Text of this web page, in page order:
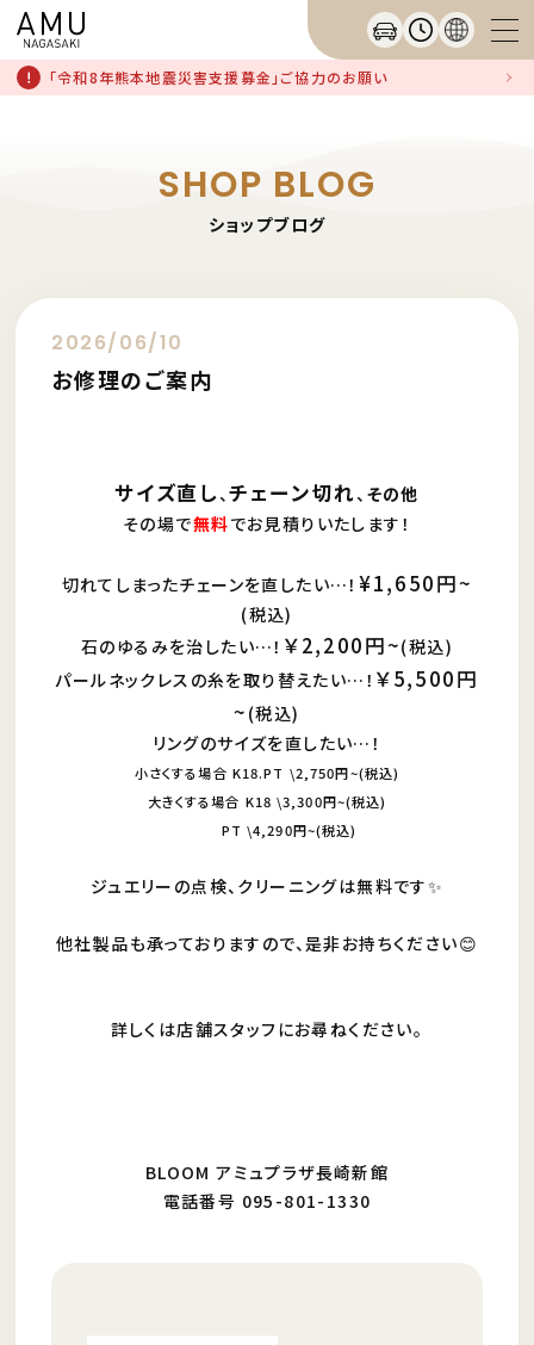
「令和8年熊本地震災害支援募金」ご協力のお願い
SHOP BLOG
ショップブログ
2026/06/10
お修理のご案内
サイズ直し、チェーン切れ、 その他
その場で無料でお見積りいたします！
切れてしまったチェーンを直したい…！ ¥1,650円~
(税込)
石のゆるみを治したい…！ ￥2,200円~(税込)
パールネックレスの糸を取り替えたい…！ ￥5,500円
~ (税込)
リングのサイズを直したい…！
小さくする場合 K18.PT \2,750円~(税込)
大きくする場合 K18 \3,300円~(税込)
PT \4,290円~(税込)
ジュエリーの点検、クリーニングは無料です✨
他社製品も承っておりますので、是非お持ちください😊
詳しくは店舗スタッフにお尋ねください。
BLOOM アミュプラザ長崎新館
電話番号 095-801-1330